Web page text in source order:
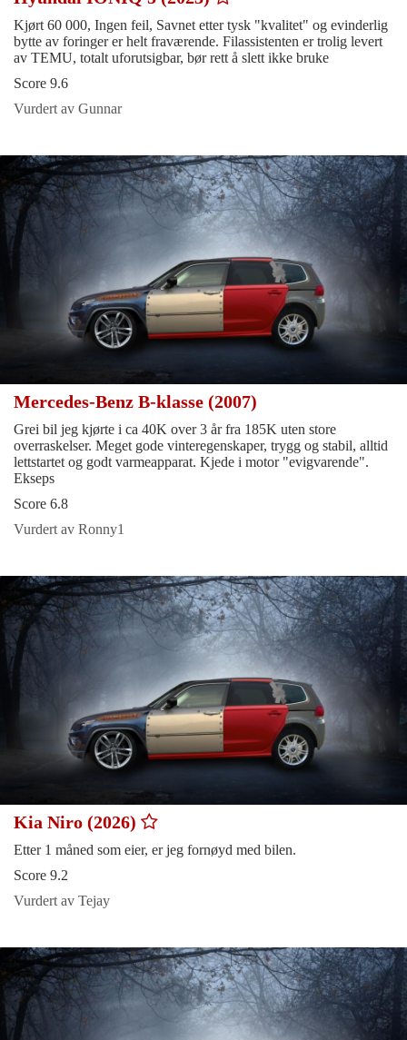
Kjørt 60 000, Ingen feil, Savnet etter tysk "kvalitet" og evinderlig
bytte av foringer er helt fraværende. Filassistenten er trolig levert
av TEMU, totalt uforutsigbar, bør rett å slett ikke bruke
Score 9.6
Vurdert av Gunnar
Mercedes-Benz B-klasse (2007)
Grei bil jeg kjørte i ca 40K over 3 år fra 185K uten store
overraskelser. Meget gode vinteregenskaper, trygg og stabil, alltid
lettstartet og godt varmeapparat. Kjede i motor "evigvarende".
Ekseps
Score 6.8
Vurdert av Ronny1
Kia Niro (2026)
Etter 1 måned som eier, er jeg fornøyd med bilen.
Score 9.2
Vurdert av Tejay